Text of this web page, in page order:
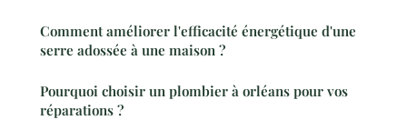
Comment améliorer l'efficacité énergétique d'une
serre adossée à une maison ?
Pourquoi choisir un plombier à orléans pour vos
réparations ?